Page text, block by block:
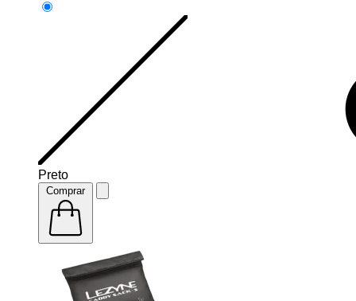
Preto
Comprar